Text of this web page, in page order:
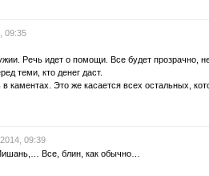
09:35
Речь идет о помощи. Все будет прозрачно,
теми, кто денег даст.
каментах. Это же касается всех остальных,
09:39
Все, блин, как обычно…